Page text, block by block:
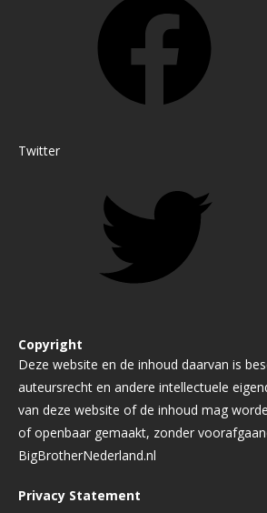
Twitter
Copyright
Deze website en de inhoud daarvan is
auteursrecht en andere intellectuele
van deze website of de inhoud mag
of openbaar gemaakt, zonder
BigBrotherNederland.nl
Privacy Statement